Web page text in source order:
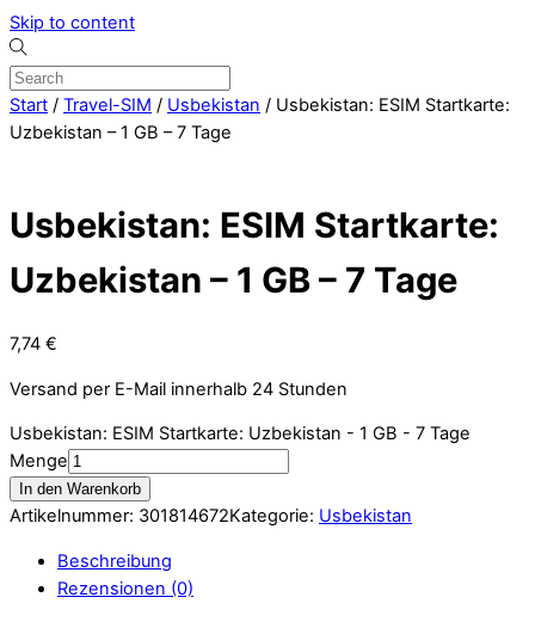
Skip to content
Start / Travel-SIM / Usbekistan / Usbekistan: ESIM Startkarte:
Uzbekistan – 1 GB – 7 Tage
Usbekistan: ESIM Startkarte:
Uzbekistan – 1 GB – 7 Tage
7,74 €
Versand per E-Mail innerhalb 24 Stunden
Usbekistan: ESIM Startkarte: Uzbekistan - 1 GB - 7 Tage
Menge
In den Warenkorb
Artikelnummer: 301814672Kategorie: Usbekistan
Beschreibung
Rezensionen (0)